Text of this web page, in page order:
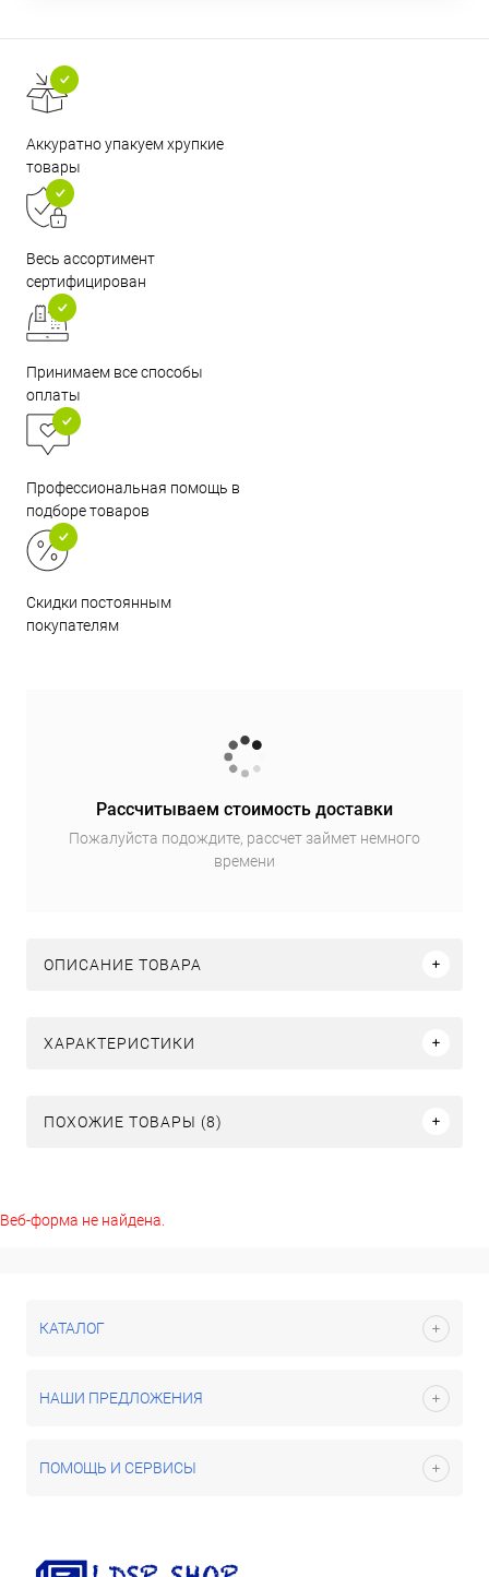
Аккуратно упакуем хрупкие
товары
Весь ассортимент
сертифицирован
Принимаем все способы
оплаты
Профессиональная помощь в
подборе товаров
Скидки постоянным
покупателям
Рассчитываем стоимость доставки
Пожалуйста подождите, рассчет займет немного
времени
ОПИСАНИЕ ТОВАРА
ХАРАКТЕРИСТИКИ
ПОХОЖИЕ ТОВАРЫ (8)
Веб-форма не найдена.
КАТАЛОГ
НАШИ ПРЕДЛОЖЕНИЯ
ПОМОЩЬ И СЕРВИСЫ